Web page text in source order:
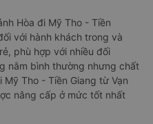
Hòa đi Mỹ Tho - Tiền
với hành khách trong và
phù hợp với nhiều đối
nằm bình thường nhưng chất
Tho - Tiền Giang từ Vạn
nâng cấp ở mức tốt nhất